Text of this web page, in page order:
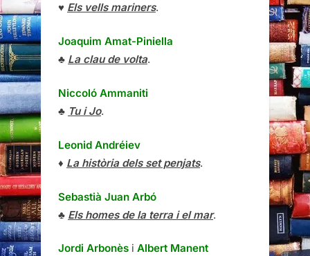
♥ Els vells mariners.
Joaquim Amat-Piniella
♣ La clau de volta.
Niccoló Ammaniti
♣ Tu i Jo.
Leonid Andréiev
♦ La història dels set penjats.
Sebastià Juan Arbó
♣ Els homes de la terra i el mar.
Jordi Arbonès i Albert Manent